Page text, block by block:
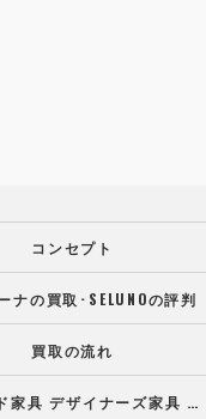
コンセプト
ナの買取･SELUNOの評判
買取の流れ
ブランド家具 デザイナーズ家具 高級オフィス家具